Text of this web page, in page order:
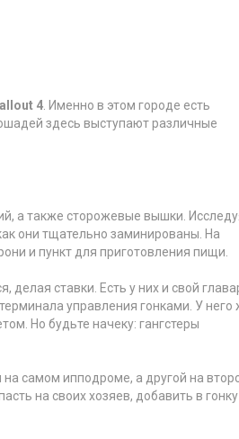
4. Именно в этом городе есть
здесь выступают различные
а также сторожевые вышки.
они тщательно заминированы. На
и пункт для приготовления пищи.
делая ставки. Есть у них и свой
управления гонками. У него
Но будьте начеку: гангстеры
на самом ипподроме, а другой на
на своих хозяев, добавить в гонку